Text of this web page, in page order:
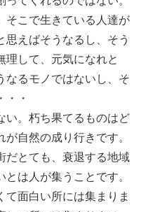
そこで生きている人達が
思えばそうなるし、そう
理して、元気になれと
なるモノではないし、そ
・・
い。朽ち果てるものはど
自然の成り行きです。
だとても、衰退する地域
は人が集うことです。
て面白い所には集まりま